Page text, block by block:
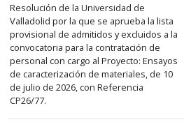
detalle
del
anuncio
completo.
Resolución de la Universidad de
Valladolid por la que se aprueba la lista
provisional de admitidos y excluidos a la
convocatoria para la contratación de
personal con cargo al Proyecto: Ensayos
de caracterización de materiales, de 10
de julio de 2026, con Referencia
CP26/77.